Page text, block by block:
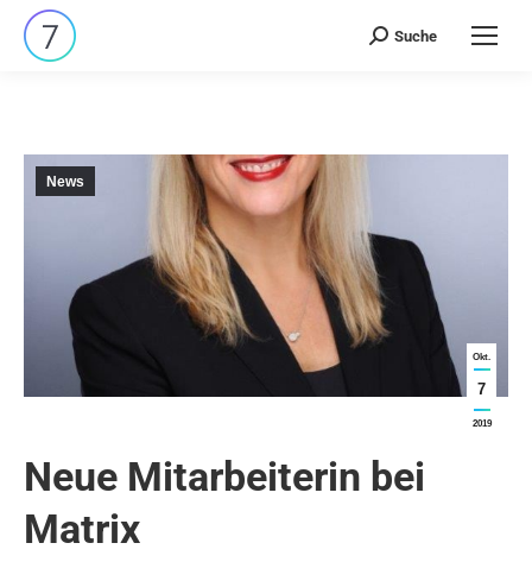
Search:
Suche
Okt.
7
2019
News
Neue Mitarbeiterin bei
Matrix